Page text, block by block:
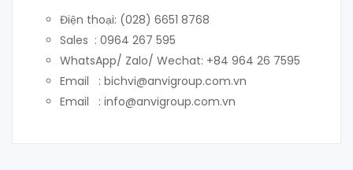
Điện thoại: (028) 6651 8768
Sales : 0964 267 595
WhatsApp/ Zalo/ Wechat: +84 964 26 7595
Email : bichvi@anvigroup.com.vn
Email : info@anvigroup.com.vn